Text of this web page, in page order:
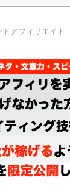
ドアフィリエイト